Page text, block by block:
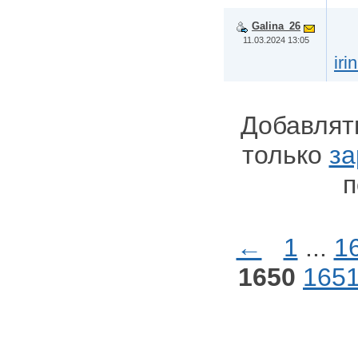
Galina_26
11.03.2024 13:05
только
← 1 ...
1650